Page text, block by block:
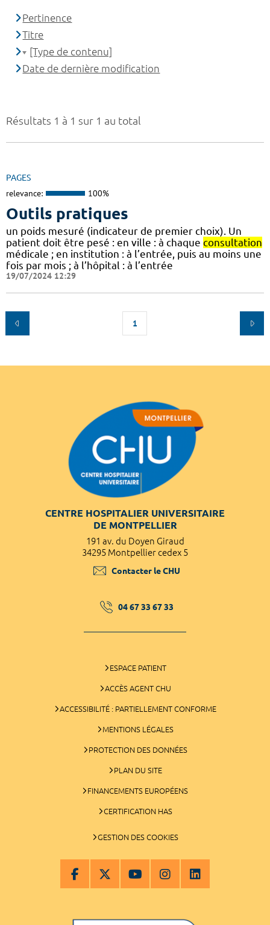
Résultats 1 à 1 sur 1 au total
PAGES
relevance: 100%
Outils pratiques
un poids mesuré (indicateur de premier choix). Un
patient doit être pesé : en ville : à chaque consultation
médicale ; en institution : à l’entrée, puis au moins une
fois par mois ; à l’hôpital : à l’entrée
19/07/2024 12:29
1
Pertinence
Titre
[Type de contenu]
Date de dernière modification
CENTRE HOSPITALIER UNIVERSITAIRE
DE MONTPELLIER
191 av. du Doyen Giraud
34295 Montpellier cedex 5
Contacter le CHU
04 67 33 67 33
ESPACE PATIENT
ACCÈS AGENT CHU
ACCESSIBILITÉ : PARTIELLEMENT CONFORME
MENTIONS LÉGALES
PROTECTION DES DONNÉES
PLAN DU SITE
FINANCEMENTS EUROPÉENS
CERTIFICATION HAS
GESTION DES COOKIES